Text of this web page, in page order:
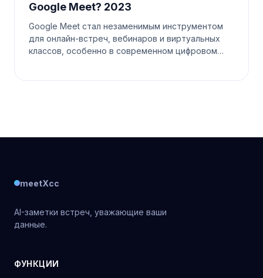
Google Meet? 2023
Google Meet стал незаменимым инструментом
для онлайн-встреч, вебинаров и виртуальных
классов, особенно в современном цифровом
meetXcc
AI-заметки встреч, уважающие ваши
данные.
ФУНКЦИИ